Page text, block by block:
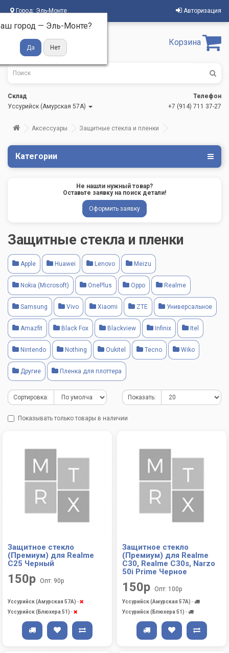
Город: Эль-Монте
город — Эль-Монте?
Авторизация
Корзина
Склад
Уссурийск (Амурская 57А)
Телефон
+7 (914) 711 37-27
Аксессуары Защитные стекла и пленки
Категории
Не нашли нужный товар?
Оставьте заявку на поиск детали!
Оформить заявку
Защитные стекла и пленки
Apple Huawei Lenovo Meizu
Nokia (Microsoft) OnePlus Oppo Realme
Samsung Vivo Xiaomi ZTE Универсальное
Amazfit Black Fox Blackview Infinix Itel
Nintendo Nothing Oukitel Tecno Wiko
Другие Пленка для плоттера
Сортировка: Показать:
Показывать только товары в наличии
Защитное стекло
(Премиум) для Realme
C25 Черный
150р Опт: 90р
Уссурийск (Амурская 57А) -
Уссурийск (Блюхера 51) -
Защитное стекло
(Премиум) для Realme
C30, Realme C30s, Narzo
50i Prime Черное
150р Опт: 100р
Уссурийск (Амурская 57А) -
Уссурийск (Блюхера 51) -